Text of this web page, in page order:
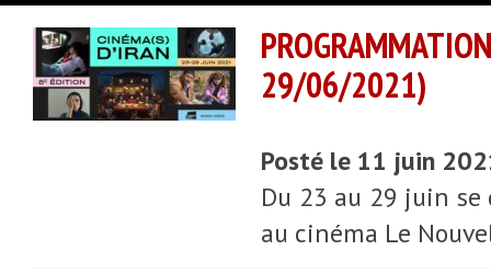
29/06/2021)
Posté le 11 juin
Du 23 au 29 juin
au cinéma Le